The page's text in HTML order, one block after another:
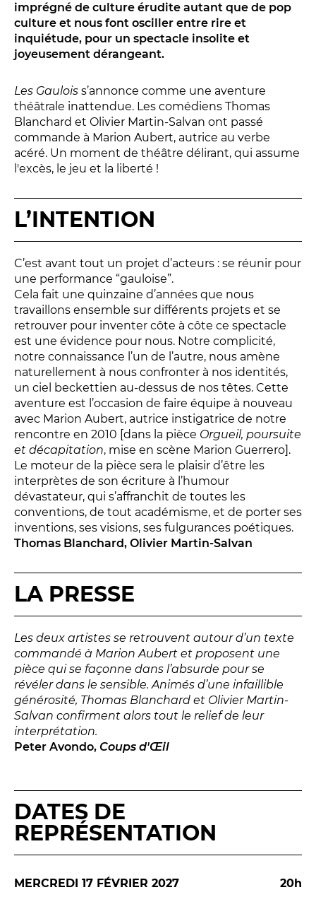
Le Comité de lecture
Les Contes d’apéro
Festival de Magie
Festival de Tragédies
LE PUBLIC
VOUS ÊTES...
Relais
En famille
Étudiant
Entreprise
Entre amis, entre collègues
Acteur des secteurs social,
médical et judiciaire
En situation de handicap
PRATIQUEZ...
Nissa Slam
Le Lab'Oratoire[cours d’oralité]
À Voix haute · cours [8-14 ans]
LES ACTIONS PÉDAGOGIQUES
Lettres à... [8 édition]
Les Spectacles itinérants
Moulins en scène
Autour des spectacles
Visites
INFOS PRATIQUES
NOS SALLES
imprégné de culture érudite autant que de pop
culture et nous font osciller entre rire et
inquiétude, pour un spectacle insolite et
joyeusement dérangeant.
Les Gaulois s’annonce comme une aventure
théâtrale inattendue. Les comédiens Thomas
Blanchard et Olivier Martin-Salvan ont passé
commande à Marion Aubert, autrice au verbe
acéré. Un moment de théâtre délirant, qui assume
l'excès, le jeu et la liberté !
L’INTENTION
C’est avant tout un projet d’acteurs : se réunir pour
une performance “gauloise”.
Cela fait une quinzaine d’années que nous
travaillons ensemble sur différents projets et se
retrouver pour inventer côte à côte ce spectacle
est une évidence pour nous. Notre complicité,
notre connaissance l’un de l’autre, nous amène
naturellement à nous confronter à nos identités,
un ciel beckettien au-dessus de nos têtes. Cette
aventure est l’occasion de faire équipe à nouveau
avec Marion Aubert, autrice instigatrice de notre
rencontre en 2010 [dans la pièce Orgueil, poursuite
et décapitation, mise en scène Marion Guerrero].
Le moteur de la pièce sera le plaisir d’être les
interprètes de son écriture à l’humour
dévastateur, qui s’affranchit de toutes les
conventions, de tout académisme, et de porter ses
inventions, ses visions, ses fulgurances poétiques.
Thomas Blanchard, Olivier Martin-Salvan
LA PRESSE
Les deux artistes se retrouvent autour d’un texte
commandé à Marion Aubert et proposent une
pièce qui se façonne dans l’absurde pour se
révéler dans le sensible. Animés d’une infaillible
générosité, Thomas Blanchard et Olivier Martin-
Salvan confirment alors tout le relief de leur
interprétation.
Peter Avondo, Coups d'Œil
DATES DE
REPRÉSENTATION
MERCREDI 17 FÉVRIER 2027 20h